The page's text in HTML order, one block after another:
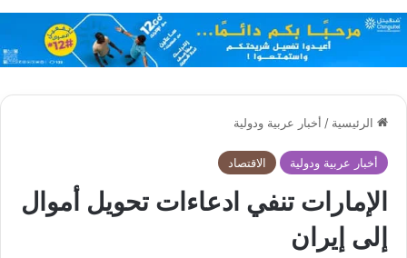
الرئيسية / أخبار عربية ودولية
أخبار عربية ودولية الاقتصاد
الإمارات تنفي ادعاءات تحويل أموال
إلى إيران